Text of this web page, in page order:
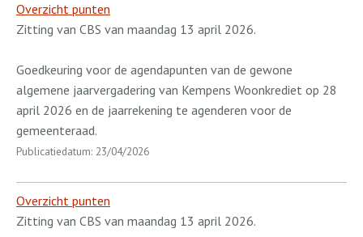
Overzicht punten
Zitting van CBS van maandag 13 april 2026.
Goedkeuring voor de agendapunten van de gewone
algemene jaarvergadering van Kempens Woonkrediet op 28
april 2026 en de jaarrekening te agenderen voor de
gemeenteraad.
Publicatiedatum: 23/04/2026
Overzicht punten
Zitting van CBS van maandag 13 april 2026.